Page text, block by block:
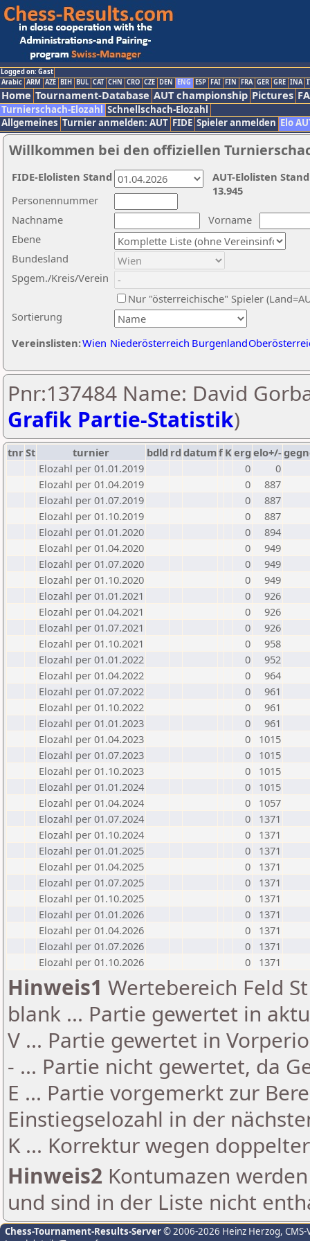
Logged on: Gast
Arabic ARM AZE BIH BUL CAT CHN CRO CZE DEN ENG ESP FAI FIN FRA GER GRE INA
Home Tournament-Database AUT championship Pictures
Turnierschach-Elozahl Schnellschach-Elozahl
Allgemeines Turnier anmelden: AUT FIDE Spieler anmelden Elo
Willkommen bei den offiziellen
Nachname
Vorname
Ebene
Sortierung
Personennummer
Bundesland
Spgem./Kreis/Verein
Nur "österreichische" Spieler
Vereinslisten:Wien Niederösterreich Burgenland
AUT-Elolisten
13.945
FIDE-Elolisten Stand
Pnr:137484 Name: David
Grafik Partie-Statistik)
tnrSt turnier bdld rd datumf Kerg elo+/-
Elozahl per 01.01.2019
0
0
Elozahl per 01.04.2019
0
887
Elozahl per 01.07.2019
0
887
Elozahl per 01.10.2019
0
887
Elozahl per 01.01.2020
0
894
Elozahl per 01.04.2020
0
949
Elozahl per 01.07.2020
0
949
Elozahl per 01.10.2020
0
949
Elozahl per 01.01.2021
0
926
Elozahl per 01.04.2021
0
926
Elozahl per 01.07.2021
0
926
Elozahl per 01.10.2021
0
958
Elozahl per 01.01.2022
0
952
Elozahl per 01.04.2022
0
964
Elozahl per 01.07.2022
0
961
Elozahl per 01.10.2022
0
961
Elozahl per 01.01.2023
0
961
Elozahl per 01.04.2023
0
1015
Elozahl per 01.07.2023
0
1015
Elozahl per 01.10.2023
0
1015
Elozahl per 01.01.2024
0
1015
Elozahl per 01.04.2024
0
1057
Elozahl per 01.07.2024
0
1371
Elozahl per 01.10.2024
0
1371
Elozahl per 01.01.2025
0
1371
Elozahl per 01.04.2025
0
1371
Elozahl per 01.07.2025
0
1371
Elozahl per 01.10.2025
0
1371
Elozahl per 01.01.2026
0
1371
Elozahl per 01.04.2026
0
1371
Elozahl per 01.07.2026
0
1371
Elozahl per 01.10.2026
0 1371
Hinweis1 Wertebereich Feld
blank ... Partie gewertet in
V ... Partie gewertet in
- ... Partie nicht gewertet, da
E ... Partie vorgemerkt zur
Einstiegselozahl in der
K ... Korrektur wegen
Hinweis2 Kontumazen
und sind in der Liste nicht
Chess-Tournament-Results-Server© 2006-2026 Heinz Herzog,